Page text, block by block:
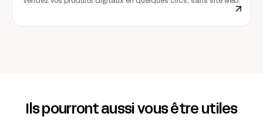
Ils pourront aussi vous être utiles